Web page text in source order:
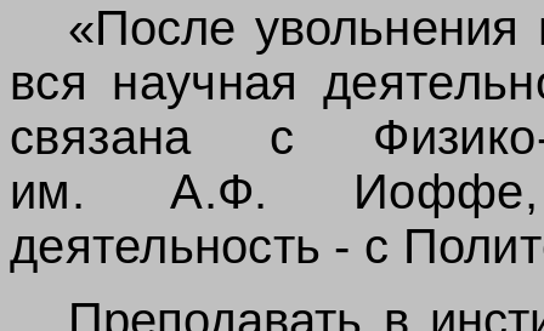
«После
вся научная
связана с Физико-
им.
А.Ф.
деятельность - с
Преподавать в